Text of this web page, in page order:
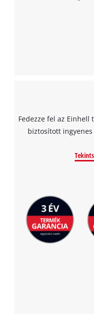
Fedezze fel az
biztosított